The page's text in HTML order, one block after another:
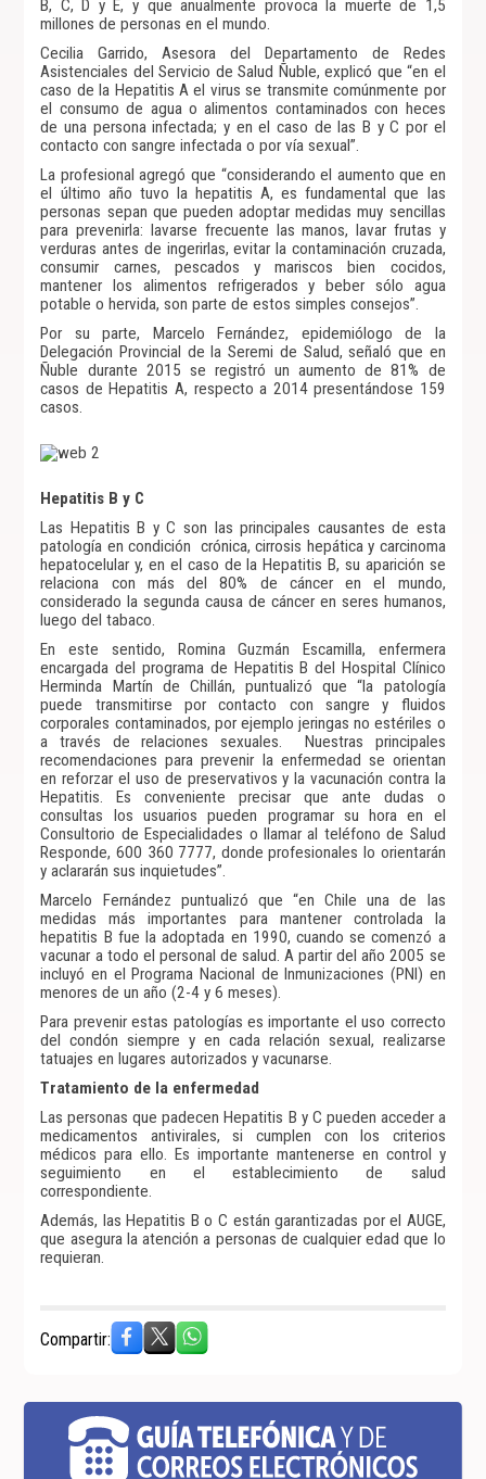
B, C, D y E, y que anualmente provoca la muerte de 1,5
millones de personas en el mundo.
Cecilia Garrido, Asesora del Departamento de Redes
Asistenciales del Servicio de Salud Ñuble, explicó que “en el
caso de la Hepatitis A el virus se transmite comúnmente por
el consumo de agua o alimentos contaminados con heces
de una persona infectada; y en el caso de las B y C por el
contacto con sangre infectada o por vía sexual”.
La profesional agregó que “considerando el aumento que en
el último año tuvo la hepatitis A, es fundamental que las
personas sepan que pueden adoptar medidas muy sencillas
para prevenirla: lavarse frecuente las manos, lavar frutas y
verduras antes de ingerirlas, evitar la contaminación cruzada,
consumir carnes, pescados y mariscos bien cocidos,
mantener los alimentos refrigerados y beber sólo agua
potable o hervida, son parte de estos simples consejos”.
Por su parte, Marcelo Fernández, epidemiólogo de la
Delegación Provincial de la Seremi de Salud, señaló que en
Ñuble durante 2015 se registró un aumento de 81% de
casos de Hepatitis A, respecto a 2014 presentándose 159
casos.
Hepatitis B y C
Las Hepatitis B y C son las principales causantes de esta
patología en condición crónica, cirrosis hepática y carcinoma
hepatocelular y, en el caso de la Hepatitis B, su aparición se
relaciona con más del 80% de cáncer en el mundo,
considerado la segunda causa de cáncer en seres humanos,
luego del tabaco.
En este sentido, Romina Guzmán Escamilla, enfermera
encargada del programa de Hepatitis B del Hospital Clínico
Herminda Martín de Chillán, puntualizó que “la patología
puede transmitirse por contacto con sangre y fluidos
corporales contaminados, por ejemplo jeringas no estériles o
a través de relaciones sexuales. Nuestras principales
recomendaciones para prevenir la enfermedad se orientan
en reforzar el uso de preservativos y la vacunación contra la
Hepatitis. Es conveniente precisar que ante dudas o
consultas los usuarios pueden programar su hora en el
Consultorio de Especialidades o llamar al teléfono de Salud
Responde, 600 360 7777, donde profesionales lo orientarán
y aclararán sus inquietudes”.
Marcelo Fernández puntualizó que “en Chile una de las
medidas más importantes para mantener controlada la
hepatitis B fue la adoptada en 1990, cuando se comenzó a
vacunar a todo el personal de salud. A partir del año 2005 se
incluyó en el Programa Nacional de Inmunizaciones (PNI) en
menores de un año (2-4 y 6 meses).
Para prevenir estas patologías es importante el uso correcto
del condón siempre y en cada relación sexual, realizarse
tatuajes en lugares autorizados y vacunarse.
Tratamiento de la enfermedad
Las personas que padecen Hepatitis B y C pueden acceder a
medicamentos antivirales, si cumplen con los criterios
médicos para ello. Es importante mantenerse en control y
seguimiento en el establecimiento de salud
correspondiente.
Además, las Hepatitis B o C están garantizadas por el AUGE,
que asegura la atención a personas de cualquier edad que lo
requieran.
Compartir: